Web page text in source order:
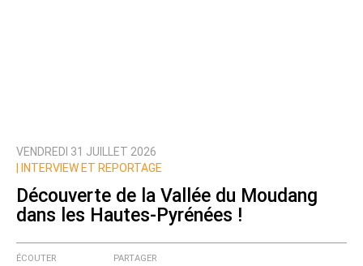
VENDREDI 31 JUILLET 2026
INTERVIEW ET REPORTAGE
Découverte de la Vallée du Moudang
dans les Hautes-Pyrénées !
ÉCOUTER PARTAGER